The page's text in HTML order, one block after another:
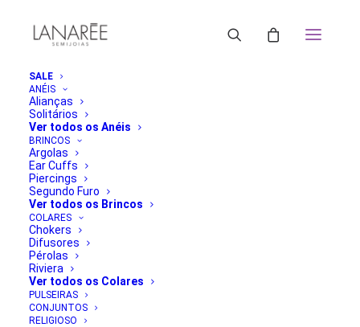
SALE
ANÉIS
Alianças
Solitários
Ver todos os Anéis
BRINCOS
Argolas
Ear Cuffs
Piercings
Segundo Furo
Ver todos os Brincos
COLARES
Chokers
Difusores
Pérolas
Riviera
Ver todos os Colares
PULSEIRAS
CONJUNTOS
RELIGIOSO